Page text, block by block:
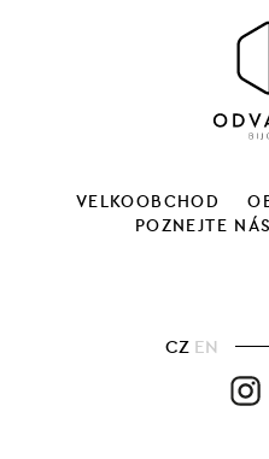
VELKOOBCHOD
POZNEJTE NÁS
CZ EN